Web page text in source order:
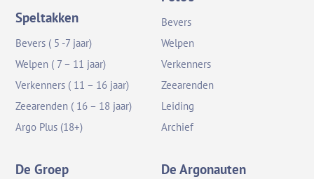
Speltakken
Bevers ( 5 -7 jaar)
Welpen ( 7 – 11 jaar)
Verkenners ( 11 – 16 jaar)
Zeearenden ( 16 – 18 jaar)
Argo Plus (18+)
Bevers
Welpen
Verkenners
Zeearenden
Leiding
Archief
De Groep De Argonauten